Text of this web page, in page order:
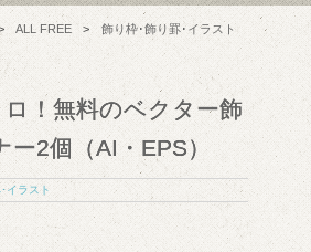
ト･テーマ
ALL FREE > 飾り枠･飾り罫･イラスト
！無料のベクター飾
ー2個（AI・EPS）
イラスト